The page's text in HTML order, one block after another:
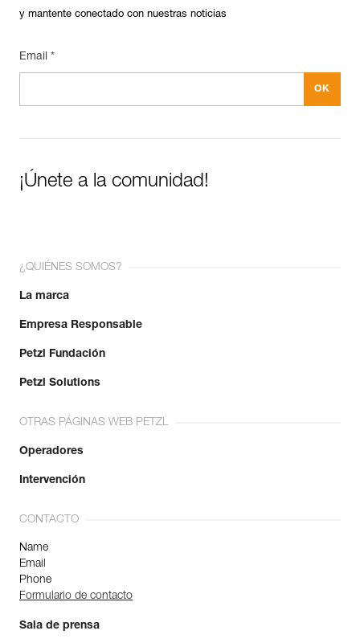
y mantente conectado con nuestras noticias
Email *
¡Únete a la comunidad!
¿QUIÉNES SOMOS?
La marca
Empresa Responsable
Petzl Fundación
Petzl Solutions
OTRAS PÁGINAS WEB PETZL
Operadores
Intervención
CONTACTO
Name
Email
Phone
Formulario de contacto
Sala de prensa